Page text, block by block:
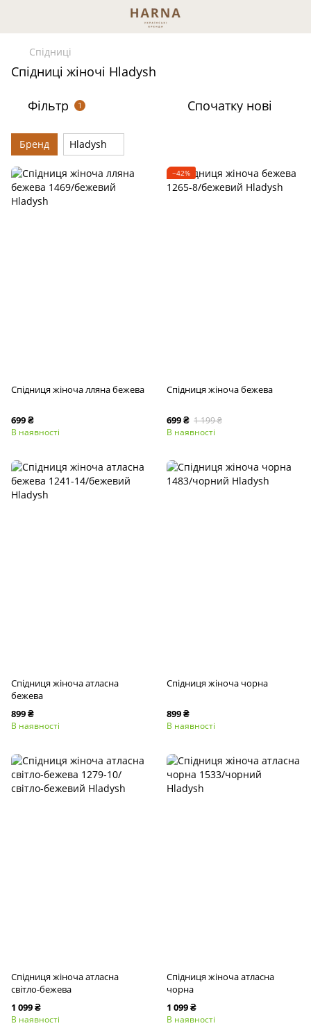
Спідниці
Спідниці жіночі Hladysh
Фільтр 1 Спочатку нові
Бренд Hladysh
Спідниця жіноча лляна бежева
699 ₴
В наявності
−42%
Спідниця жіноча бежева
699 ₴ 1 199 ₴
В наявності
Спідниця жіноча атласна
бежева
899 ₴
В наявності
Спідниця жіноча чорна
899 ₴
В наявності
Спідниця жіноча атласна
світло-бежева
1 099 ₴
В наявності
Спідниця жіноча атласна
чорна
1 099 ₴
В наявності